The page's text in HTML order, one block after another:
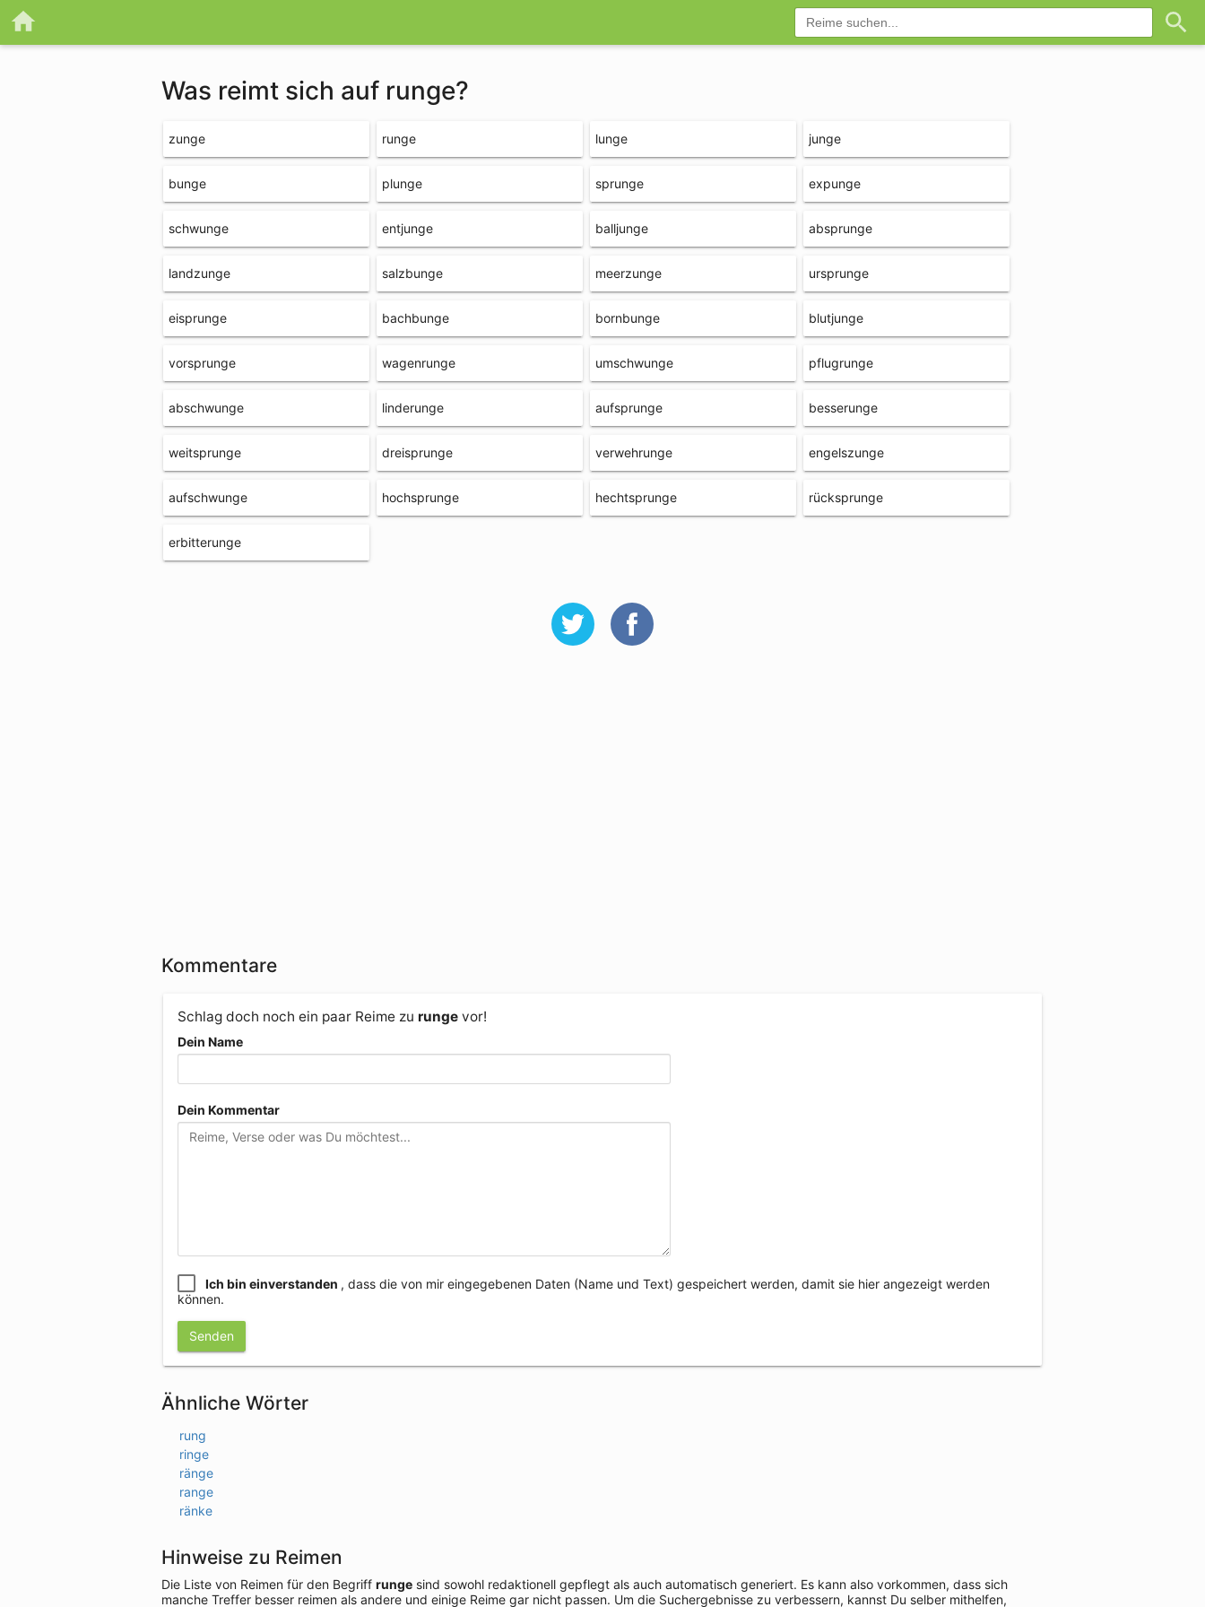
Was reimt sich auf runge?
zunge runge lunge junge
bunge plunge sprunge expunge
schwunge entjunge balljunge absprunge
landzunge salzbunge meerzunge ursprunge
eisprunge bachbunge bornbunge blutjunge
vorsprunge wagenrunge umschwunge pflugrunge
abschwunge linderunge aufsprunge besserunge
weitsprunge dreisprunge verwehrunge engelszunge
aufschwunge hochsprunge hechtsprunge rücksprunge
erbitterunge
Kommentare
Schlag doch noch ein paar Reime zu runge vor!
Dein Name
Dein Kommentar
Ich bin einverstanden , dass die von mir eingegebenen Daten (Name und Text) gespeichert werden, damit sie hier angezeigt werden
können.
Senden
Ähnliche Wörter
rung
ringe
ränge
range
ränke
Hinweise zu Reimen
Die Liste von Reimen für den Begriff runge sind sowohl redaktionell gepflegt als auch automatisch generiert. Es kann also vorkommen, dass sich
manche Treffer besser reimen als andere und einige Reime gar nicht passen. Um die Suchergebnisse zu verbessern, kannst Du selber mithelfen,